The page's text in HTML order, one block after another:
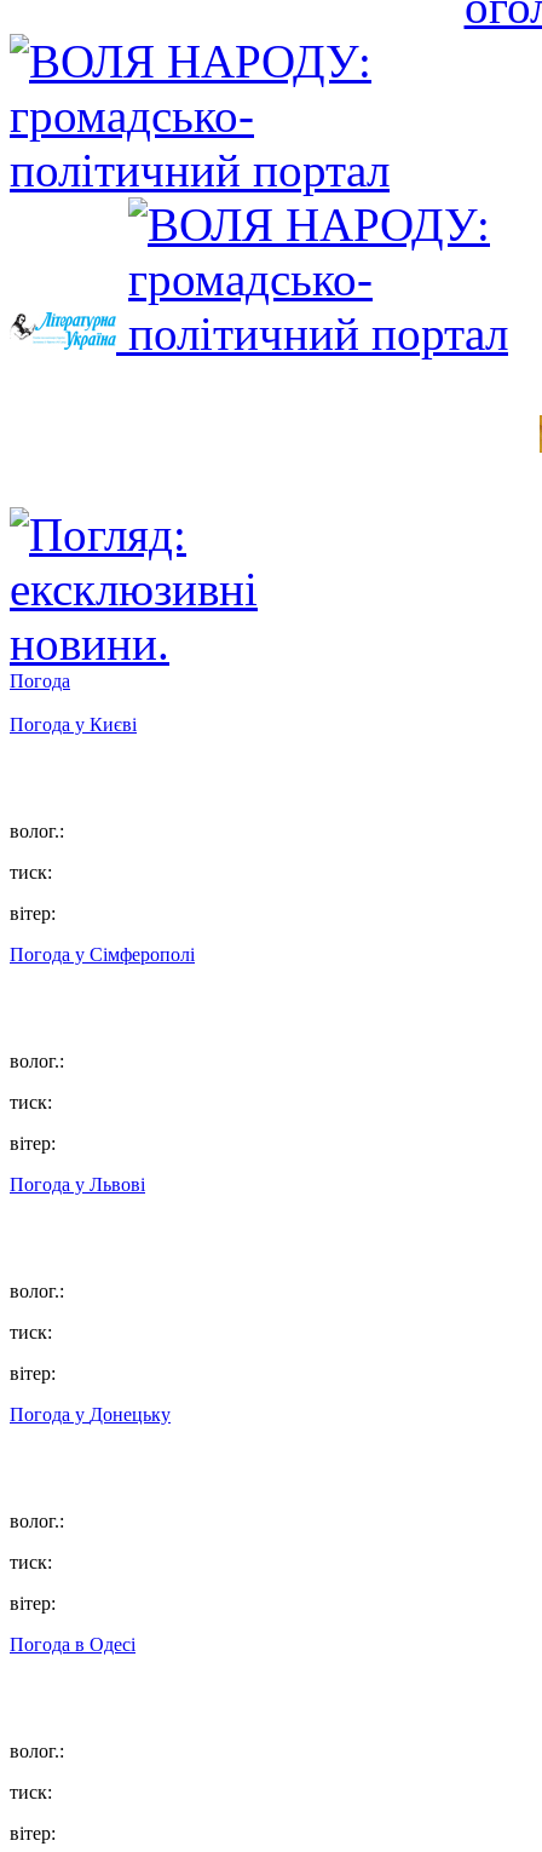
Погода
Погода у Києві
волог.:
тиск:
вітер:
Погода у Сімферополі
волог.:
тиск:
вітер:
Погода у Львові
волог.:
тиск:
вітер:
Погода у Донецьку
волог.:
тиск:
вітер:
Погода в Одесі
волог.:
тиск:
вітер: